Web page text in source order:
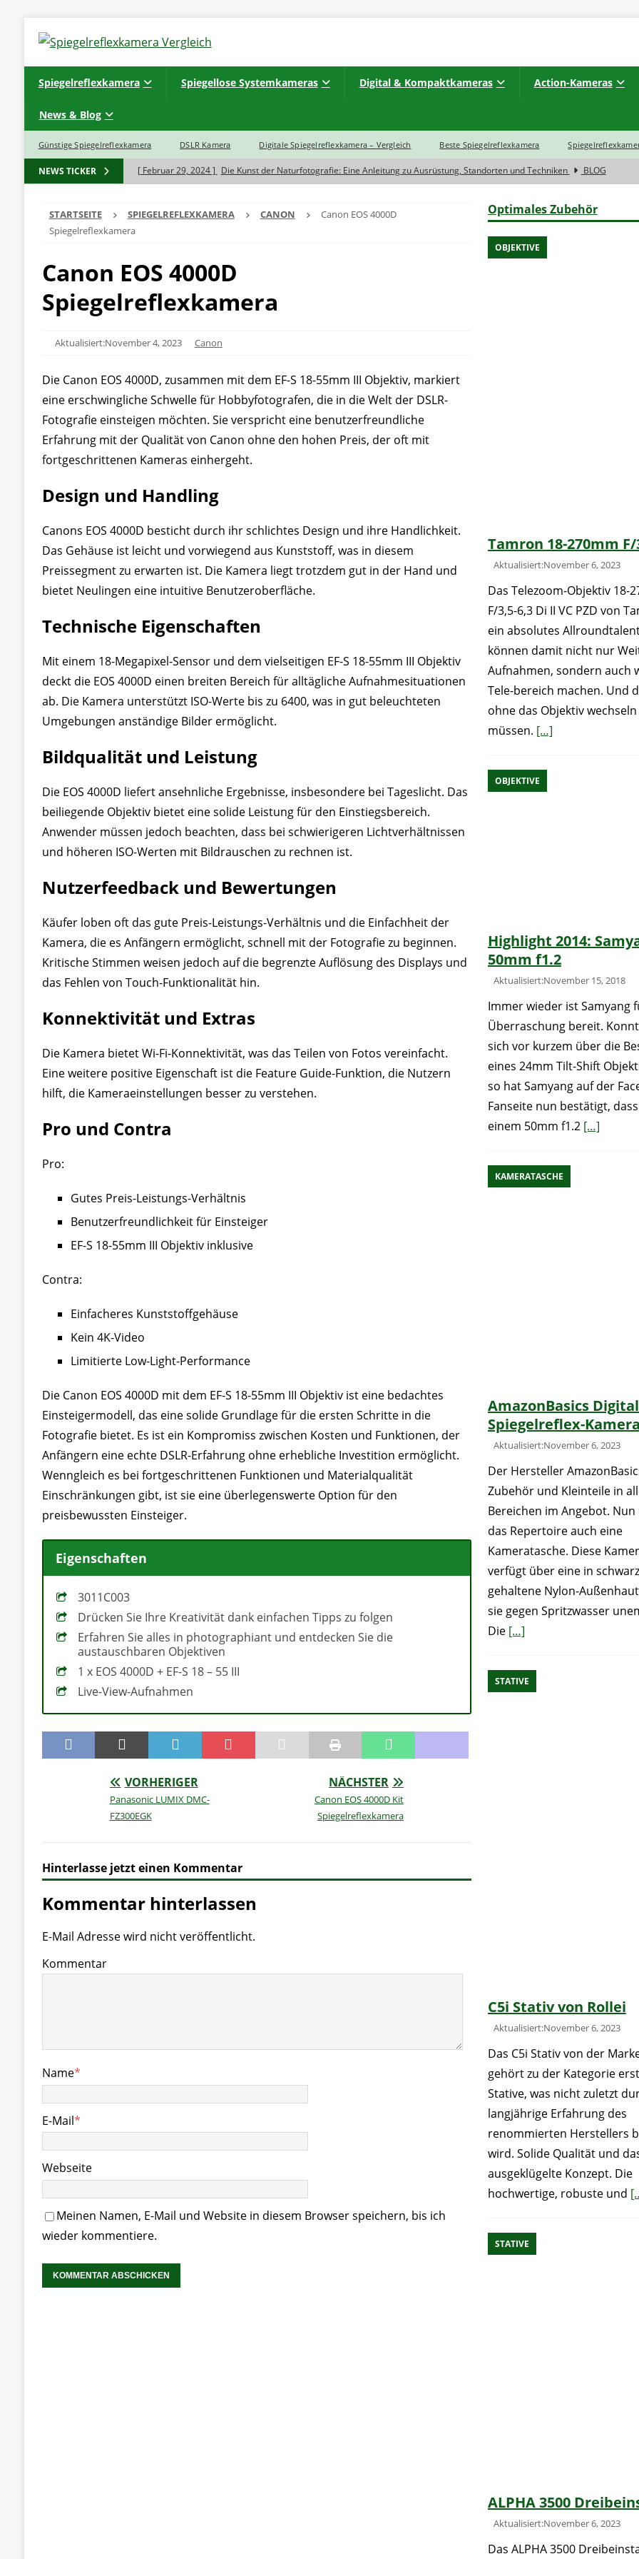
Spiegelreflexkamera Spiegellose Systemkameras Digital & Kompaktkameras Action-Kameras
News & Blog
Günstige Spiegelreflexkamera DSLR Kamera Digitale Spiegelreflexkamera – Vergleich Beste Spiegelreflexkamera
NEWS TICKER [ Februar 29, 2024 ] Die Kunst der Naturfotografie: Eine Anleitung zu Ausrüstung, Standorten und Techniken
BLOG
BLOG
BLOG
[ November 5, 2023 ] INSTAX SQ 6 EX D Sofortbildkamera
[ November 5, 2023 ]
STARTSEITE SPIEGELREFLEXKAMERA CANON
Canon EOS 4000D
Spiegelreflexkamera
Canon EOS 4000D
Spiegelreflexkamera
Aktualisiert:November 4, 2023 Canon
Die Canon EOS 4000D, zusammen mit dem EF-S 18-55mm III Objektiv, markiert
eine erschwingliche Schwelle für Hobbyfotografen, die in die Welt der DSLR-
Fotografie einsteigen möchten. Sie verspricht eine benutzerfreundliche
Erfahrung mit der Qualität von Canon ohne den hohen Preis, der oft mit
fortgeschrittenen Kameras einhergeht.
Design und Handling
Canons EOS 4000D besticht durch ihr schlichtes Design und ihre Handlichkeit.
Das Gehäuse ist leicht und vorwiegend aus Kunststoff, was in diesem
Preissegment zu erwarten ist. Die Kamera liegt trotzdem gut in der Hand und
bietet Neulingen eine intuitive Benutzeroberfläche.
Technische Eigenschaften
Mit einem 18-Megapixel-Sensor und dem vielseitigen EF-S 18-55mm III Objektiv
deckt die EOS 4000D einen breiten Bereich für alltägliche Aufnahmesituationen
ab. Die Kamera unterstützt ISO-Werte bis zu 6400, was in gut beleuchteten
Umgebungen anständige Bilder ermöglicht.
Bildqualität und Leistung
Die EOS 4000D liefert ansehnliche Ergebnisse, insbesondere bei Tageslicht. Das
beiliegende Objektiv bietet eine solide Leistung für den Einstiegsbereich.
Anwender müssen jedoch beachten, dass bei schwierigeren Lichtverhältnissen
und höheren ISO-Werten mit Bildrauschen zu rechnen ist.
Nutzerfeedback und Bewertungen
Käufer loben oft das gute Preis-Leistungs-Verhältnis und die Einfachheit der
Kamera, die es Anfängern ermöglicht, schnell mit der Fotografie zu beginnen.
Kritische Stimmen weisen jedoch auf die begrenzte Auflösung des Displays und
das Fehlen von Touch-Funktionalität hin.
Konnektivität und Extras
Die Kamera bietet Wi-Fi-Konnektivität, was das Teilen von Fotos vereinfacht.
Eine weitere positive Eigenschaft ist die Feature Guide-Funktion, die Nutzern
hilft, die Kameraeinstellungen besser zu verstehen.
Pro und Contra
Pro:
Gutes Preis-Leistungs-Verhältnis
Benutzerfreundlichkeit für Einsteiger
EF-S 18-55mm III Objektiv inklusive
Contra:
Einfacheres Kunststoffgehäuse
Kein 4K-Video
Limitierte Low-Light-Performance
Die Canon EOS 4000D mit dem EF-S 18-55mm III Objektiv ist eine bedachtes
Einsteigermodell, das eine solide Grundlage für die ersten Schritte in die
Fotografie bietet. Es ist ein Kompromiss zwischen Kosten und Funktionen, der
Anfängern eine echte DSLR-Erfahrung ohne erhebliche Investition ermöglicht.
Wenngleich es bei fortgeschrittenen Funktionen und Materialqualität
Einschränkungen gibt, ist sie eine überlegenswerte Option für den
preisbewussten Einsteiger.
Eigenschaften
3011C003
Drücken Sie Ihre Kreativität dank einfachen Tipps zu folgen
Erfahren Sie alles in photographiant und entdecken Sie die
austauschbaren Objektiven
1 x EOS 4000D + EF-S 18 – 55 III
Live-View-Aufnahmen
VORHERIGER
Panasonic LUMIX DMC-
FZ300EGK
NÄCHSTER
Canon EOS 4000D Kit
Spiegelreflexkamera
Hinterlasse jetzt einen Kommentar
Kommentar hinterlassen
E-Mail Adresse wird nicht veröffentlicht.
Kommentar
Name*
E-Mail*
Webseite
Meinen Namen, E-Mail und Website in diesem Browser speichern, bis ich
wieder kommentiere.
Optimales Zubehör
Tamron 18-270mm F/
OBJEKTIVE
Aktualisiert:November 6, 2023
Das Telezoom-Objektiv 18-
F/3,5-6,3 Di II VC PZD von
ein absolutes
können damit nicht nur
Aufnahmen, sondern auch
Tele-bereich machen. Und
ohne das Objektiv wechseln
müssen. […]
Highlight 2014:
50mm f1.2
OBJEKTIVE
Aktualisiert:November 15, 2018
Immer wieder ist Samyang
Überraschung bereit.
sich vor kurzem über die
eines 24mm Tilt-Shift
so hat Samyang auf der
Fanseite nun bestätigt,
einem 50mm f1.2 […]
AmazonBasics
Spiegelreflex-
KAMERATASCHE
Aktualisiert:November 6, 2023
Der Hersteller
Zubehör und Kleinteile in
Bereichen im Angebot.
das Repertoire auch eine
Kameratasche. Diese
verfügt über eine in schwarz
gehaltene Nylon-
sie gegen Spritzwasser
Die […]
C5i Stativ von Rollei
STATIVE
Aktualisiert:November 6, 2023
Das C5i Stativ von der
gehört zu der Kategorie
Stative, was nicht zuletzt
langjährige Erfahrung des
renommierten Herstellers
wird. Solide Qualität und
ausgeklügelte Konzept. Die
hochwertige, robuste und
ALPHA 3500
STATIVE
Aktualisiert:November 6, 2023
Das ALPHA 3500